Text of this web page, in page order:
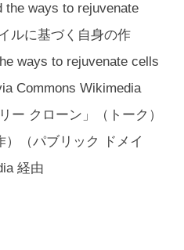
the ways to rejuvenate
ルに基づく自身の作
ways to rejuvenate cells
Commons Wikimedia
ー クローン」（トーク）
（パブリック ドメイ
経由